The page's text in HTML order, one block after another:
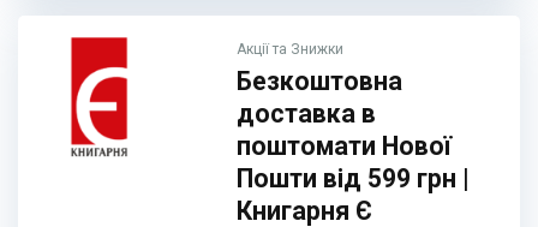
Акції та Знижки
Безкоштовна
доставка в
поштомати Нової
Пошти від 599 грн |
Книгарня Є